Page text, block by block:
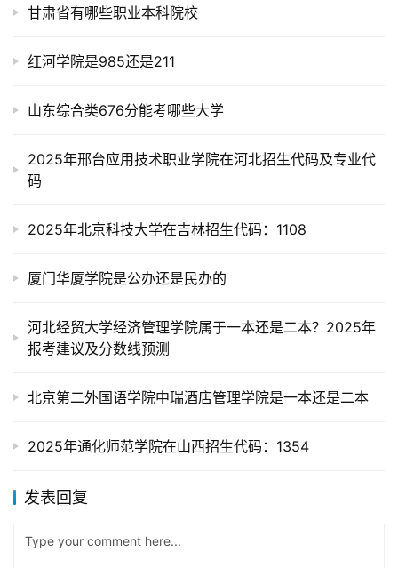
甘肃省有哪些职业本科院校
红河学院是985还是211
山东综合类676分能考哪些大学
2025年邢台应用技术职业学院在河北招生代码及专业代
码
2025年北京科技大学在吉林招生代码：1108
厦门华厦学院是公办还是民办的
河北经贸大学经济管理学院属于一本还是二本？2025年
报考建议及分数线预测
北京第二外国语学院中瑞酒店管理学院是一本还是二本
2025年通化师范学院在山西招生代码：1354
发表回复